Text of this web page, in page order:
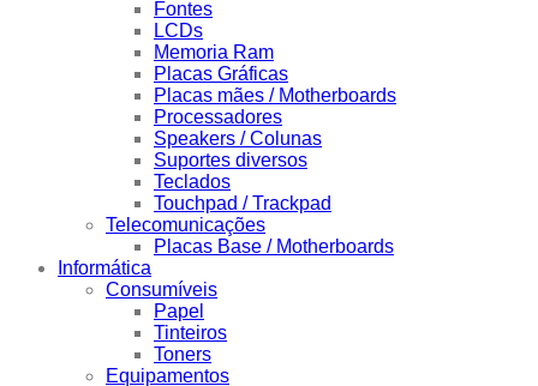
Fontes
LCDs
Memoria Ram
Placas Gráficas
Placas mães / Motherboards
Processadores
Speakers / Colunas
Suportes diversos
Teclados
Touchpad / Trackpad
Telecomunicações
Placas Base / Motherboards
Informática
Consumíveis
Papel
Tinteiros
Toners
Equipamentos